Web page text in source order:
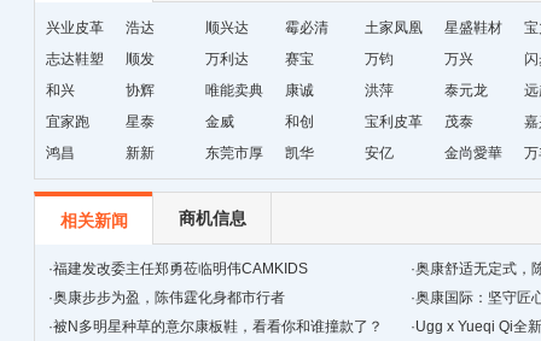
兴业皮革 浩达 顺兴达 霉必清
土家凤凰
十字绣鞋
垫厂
星盛鞋材
志达鞋塑
顺发 万利达 赛宝 万钧 万兴
和兴
协辉 唯能卖典 康诚 洪萍 泰元龙
宜家跑
星泰 金威 和创 宝利皮革 茂泰
鸿昌
新新
东莞市厚
街天逸皮
革
凯华 安亿 金尚愛華
相关新闻 商机信息
·福建发改委主任郑勇莅临明伟CAMKIDS ·奥康舒适无定式，
·奥康步步为盈，陈伟霆化身都市行者 ·奥康国际：坚守匠
景
·被N多明星种草的意尔康板鞋，看看你和谁撞款了？ ·Ugg x Yueqi Qi全